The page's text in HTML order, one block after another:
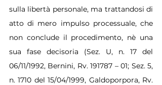
sulla libertà personale, ma trattandosi di
atto di mero impulso processuale, che
non conclude il procedimento, nè una
sua fase decisoria (Sez. U, n. 17 del
06/11/1992, Bernini, Rv. 191787 – 01; Sez. 5,
n. 1710 del 15/04/1999, Galdoporpora, Rv.